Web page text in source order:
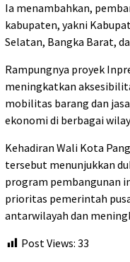
Ia menambahkan,
kabupaten, yakni
Selatan, Bangka Barat,
Rampungnya proyek
meningkatkan
mobilitas barang dan
ekonomi di berbagai
Kehadiran Wali Kota
tersebut menunjukkan
program pembangunan
prioritas pemerintah
antarwilayah dan
Post Views: 33